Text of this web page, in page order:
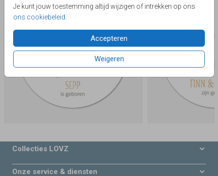
Je kunt jouw toestemming altijd wijzigen of intrekken op ons
ons cookiebeleid
Accepteren
Weigeren
Collecties LOVZ
Onze service & diensten